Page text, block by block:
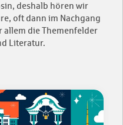
deshalb hören wir
oft dann im Nachgang
allem die Themenfelder
Literatur.